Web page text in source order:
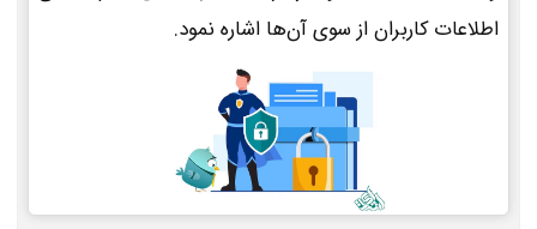
اطلاعات کاربران از سوی آن‌ها اشاره نمود.